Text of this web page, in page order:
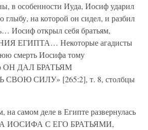
в особенности Иуда, Иосиф ударил
на которой он сидел, и разбил
Иосиф открыл себя братьям,
ЕГИПТА… Некоторые агадисты
смерть Иосифа тому
ОН ДАЛ БРАТЬЯМ
СИЛУ» [265:2], т. 8, столбцы
самом деле в Египте развернулась
ИОСИФА С ЕГО БРАТЬЯМИ,